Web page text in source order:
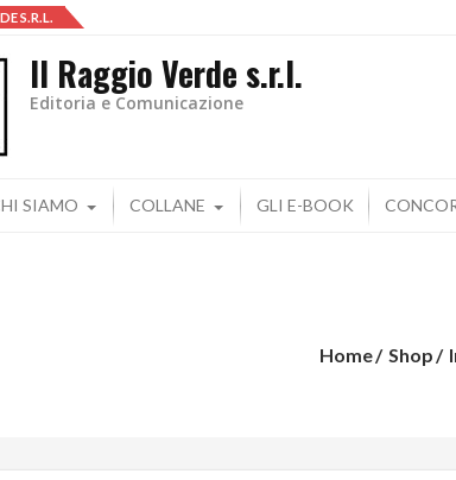
S.R.L.
Il Raggio Verde s.r.l.
Editoria e Comunicazione
SIAMO COLLANE GLI E-BOOK
Home Shop